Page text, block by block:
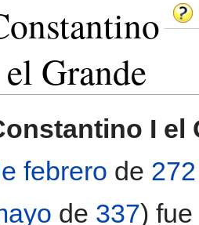
Grande
I el
febrero de 272
de 337)